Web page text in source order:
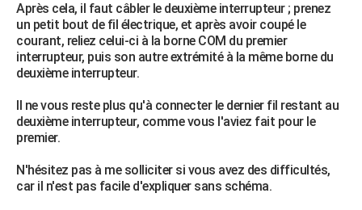
Après cela, il faut câbler le deuxième interrupteur ; prenez
un petit bout de fil électrique, et après avoir coupé le
courant, reliez celui-ci à la borne COM du premier
interrupteur, puis son autre extrémité à la même borne du
deuxième interrupteur.
Il ne vous reste plus qu'à connecter le dernier fil restant au
deuxième interrupteur, comme vous l'aviez fait pour le
premier.
N'hésitez pas à me solliciter si vous avez des difficultés,
car il n'est pas facile d'expliquer sans schéma.